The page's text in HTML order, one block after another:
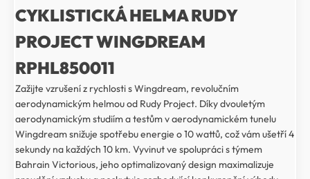
CYKLISTICKÁ HELMA RUDY
PROJECT WINGDREAM
RPHL850011
Zažijte vzrušení z rychlosti s Wingdream, revolučním
aerodynamickým helmou od Rudy Project. Díky dvouletým
aerodynamickým studiím a testům v aerodynamickém tunelu
Wingdream snižuje spotřebu energie o 10 wattů, což vám ušetří 4
sekundy na každých 10 km. Vyvinut ve spolupráci s týmem
Bahrain Victorious, jeho optimalizovaný design maximalizuje